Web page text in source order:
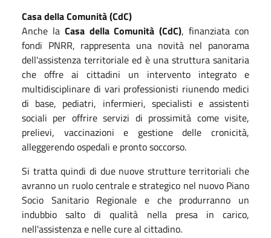
Casa della Comunità (CdC)
Anche la Casa della Comunità (CdC), finanziata con
fondi PNRR, rappresenta una novità nel panorama
dell'assistenza territoriale ed è una struttura sanitaria
che offre ai cittadini un intervento integrato e
multidisciplinare di vari professionisti riunendo medici
di base, pediatri, infermieri, specialisti e assistenti
sociali per offrire servizi di prossimità come visite,
prelievi, vaccinazioni e gestione delle cronicità,
alleggerendo ospedali e pronto soccorso.
Si tratta quindi di due nuove strutture territoriali che
avranno un ruolo centrale e strategico nel nuovo Piano
Socio Sanitario Regionale e che produrranno un
indubbio salto di qualità nella presa in carico,
nell'assistenza e nelle cure al cittadino.